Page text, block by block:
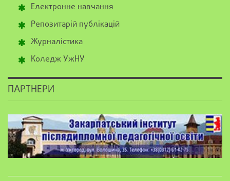
Електронне навчання
Репозитарій публікацій
Журналістика
Коледж УжНУ
ПАРТНЕРИ